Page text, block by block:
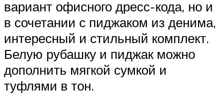
вариант офисного дресс-кода, но и
в сочетании с пиджаком из денима,
интересный и стильный комплект.
Белую рубашку и пиджак можно
дополнить мягкой сумкой и
туфлями в тон.